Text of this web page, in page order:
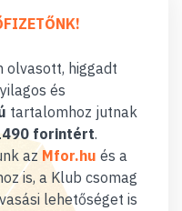
olvasott, higgadt
és
tartalomhoz jutnak
forintért.
az Mfor.hu és a
is, a Klub csomag
lehetőséget is